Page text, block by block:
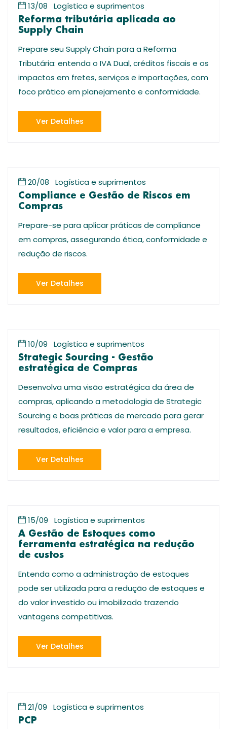
13/08 Logística e suprimentos
Reforma tributária aplicada ao
Supply Chain
Prepare seu Supply Chain para a Reforma
Tributária: entenda o IVA Dual, créditos fiscais e os
impactos em fretes, serviços e importações, com
foco prático em planejamento e conformidade.
Ver Detalhes
20/08 Logística e suprimentos
Compliance e Gestão de Riscos em
Compras
Prepare-se para aplicar práticas de compliance
em compras, assegurando ética, conformidade e
redução de riscos.
Ver Detalhes
10/09 Logística e suprimentos
Strategic Sourcing - Gestão
estratégica de Compras
Desenvolva uma visão estratégica da área de
compras, aplicando a metodologia de Strategic
Sourcing e boas práticas de mercado para gerar
resultados, eficiência e valor para a empresa.
Ver Detalhes
15/09 Logística e suprimentos
A Gestão de Estoques como
ferramenta estratégica na redução
de custos
Entenda como a administração de estoques
pode ser utilizada para a redução de estoques e
do valor investido ou imobilizado trazendo
vantagens competitivas.
Ver Detalhes
21/09 Logística e suprimentos
PCP